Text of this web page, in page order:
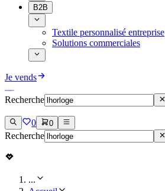
B2B
Textile personnalisé entreprise
Solutions commerciales
Je vends
Recherche
0 0
Recherche
...